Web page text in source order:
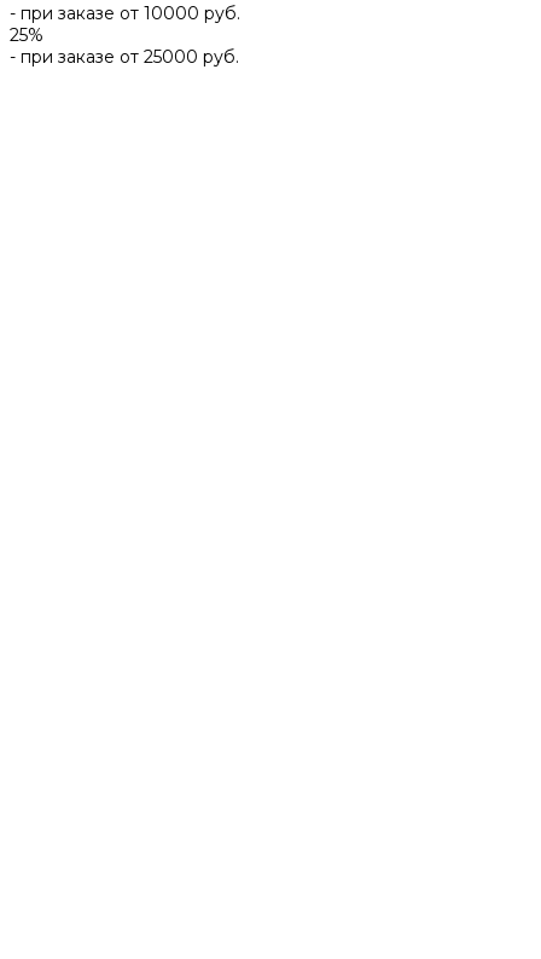
- при заказе от 10000 руб.
25%
- при заказе от 25000 руб.